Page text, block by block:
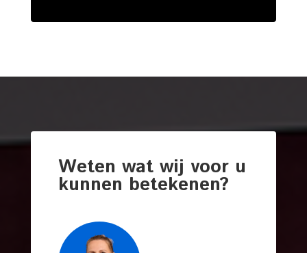
Weten wat wij voor u
kunnen betekenen?